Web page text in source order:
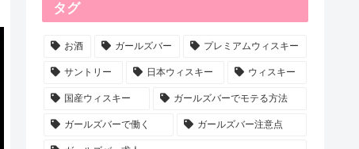
タグ
お酒 ガールズバー プレミアムウィスキー
サントリー 日本ウィスキー ウィスキー
国産ウィスキー ガールズバーでモテる方法
ガールズバーで働く ガールズバー注意点